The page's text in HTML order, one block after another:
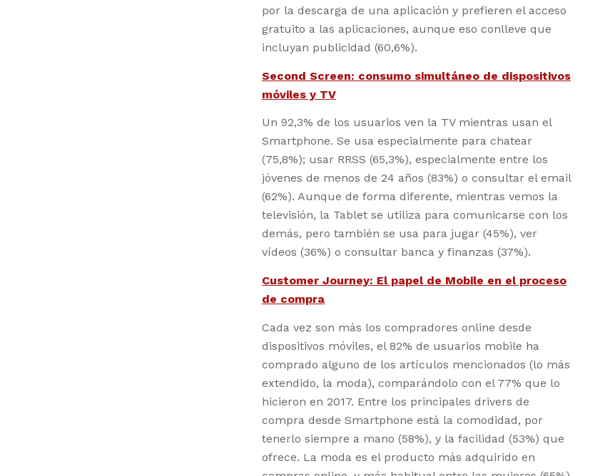
por la descarga de una aplicación y prefieren el acceso
gratuito a las aplicaciones, aunque eso conlleve que
incluyan publicidad (60,6%).
Second Screen: consumo simultáneo de dispositivos
móviles y TV
Un 92,3% de los usuarios ven la TV mientras usan el
Smartphone. Se usa especialmente para chatear
(75,8%); usar RRSS (65,3%), especialmente entre los
jóvenes de menos de 24 años (83%) o consultar el email
(62%). Aunque de forma diferente, mientras vemos la
televisión, la Tablet se utiliza para comunicarse con los
demás, pero también se usa para jugar (45%), ver
vídeos (36%) o consultar banca y finanzas (37%).
Customer Journey: El papel de Mobile en el proceso
de compra
Cada vez son más los compradores online desde
dispositivos móviles, el 82% de usuarios mobile ha
comprado alguno de los artículos mencionados (lo más
extendido, la moda), comparándolo con el 77% que lo
hicieron en 2017. Entre los principales drivers de
compra desde Smartphone está la comodidad, por
tenerlo siempre a mano (58%), y la facilidad (53%) que
ofrece. La moda es el producto más adquirido en